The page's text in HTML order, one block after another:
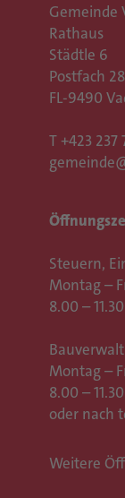
Gemeinde
Rathaus
Städtle 6
Postfach
FL-9490
T +423 237
Steuern,
Montag –
8.00 –
Montag –
8.00 –
oder nach
Weitere